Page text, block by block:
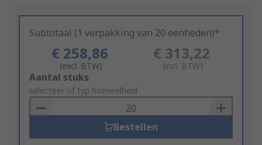
Subtotaal (1 verpakking van 20 eenheden)*
€ 258,86
(excl. BTW)
€ 313,22
(incl. BTW)
Add
to
Basket
Aantal stuks
selecteer of typ hoeveelheid
Bestellen